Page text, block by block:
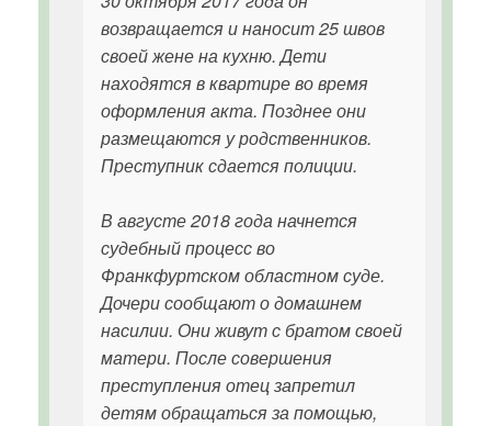
возвращается и наносит 25 швов
своей жене на кухню. Дети
находятся в квартире во время
оформления акта. Позднее они
размещаются у родственников.
Преступник сдается полиции.
В августе 2018 года начнется
судебный процесс во
Франкфуртском областном суде.
Дочери сообщают о домашнем
насилии. Они живут с братом своей
матери. После совершения
преступления отец запретил
детям обращаться за помощью,